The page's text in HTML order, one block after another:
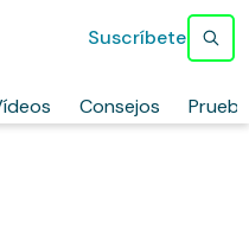
Consejos
Suscríbete